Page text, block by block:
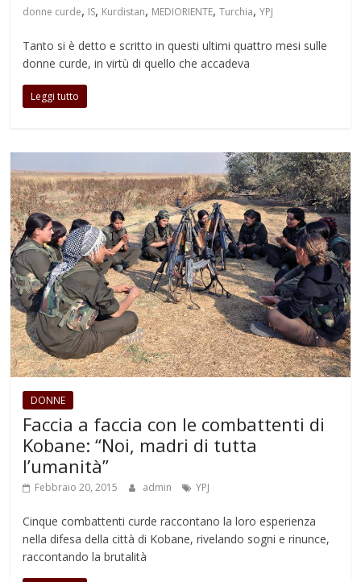
donne curde, IS, Kurdistan, MEDIORIENTE,Turchia,YPJ
Tanto si è detto e scritto in questi ultimi quattro mesi sulle
donne curde, in virtù di quello che accadeva
Leggi tutto
DONNE
Faccia a faccia con le combattenti di
Kobane: “Noi, madri di tutta
l’umanità”
Febbraio 20, 2015 admin YPJ
Cinque combattenti curde raccontano la loro esperienza
nella difesa della città di Kobane, rivelando sogni e rinunce,
raccontando la brutalità